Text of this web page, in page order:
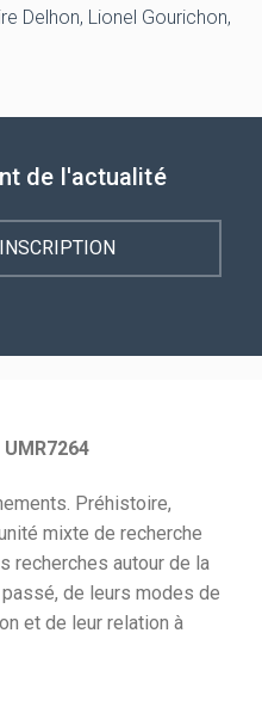
Delhon, Lionel Gourichon,
de l'actualité
UMR7264
Préhistoire,
mixte de recherche
recherches autour de la
de leurs modes de
et de leur relation à